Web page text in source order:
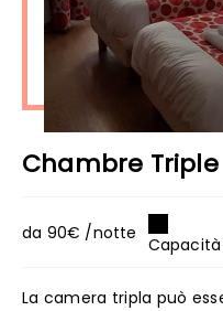
Chambre Triple
da 90€ /notte
Capacità
La camera tripla può